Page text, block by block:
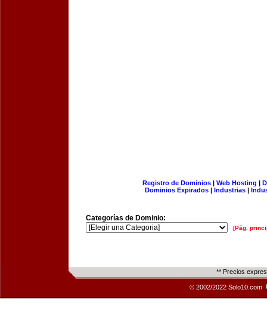
Registro de Dominios| Web Hosting |
Dominios Expirados | Industrias |
Categorías de Dominio:
[Pág.
** Precios
© 2002/2022 Solo10.com